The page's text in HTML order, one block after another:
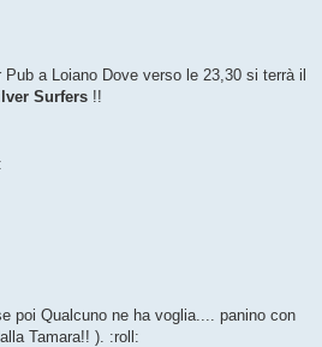
a Loiano Dove verso le 23,30 si terrà il
Surfers !!
poi Qualcuno ne ha voglia.... panino con
Tamara!! ). :roll: